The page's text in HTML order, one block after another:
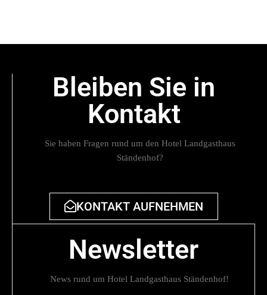
Bleiben Sie in
Kontakt
Sie haben Fragen rund um den Hotel Landgasthaus
Ständenhof?
KONTAKT AUFNEHMEN
Newsletter
News rund um Hotel Landgasthaus Ständenhof!